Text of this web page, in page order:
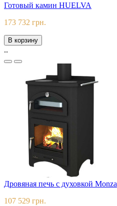
Готовый камин HUELVA
173 732 грн.
В корзину
..
Дровяная печь c духовкой Monza
107 529 грн.